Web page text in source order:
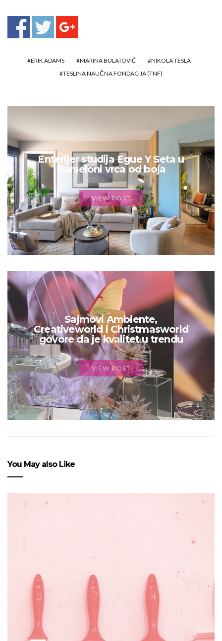
ERIK ADAMS MARINA BULATOVIĆ
NIKOLA TESLA
TESLINA NAUČNA FONDACIJA (TNF)
Enterijer studija Egue Y Seta u
Barseloni vrca od boja
VIEW POST
Sajmovi Ambiente,
Creativeworld i Christmasworld
govore da je kvalitet u trendu
VIEW POST
You May also Like